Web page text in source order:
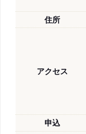
住所
アクセス
申込